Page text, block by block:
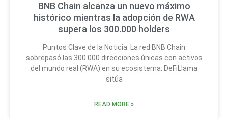
BNB Chain alcanza un nuevo máximo
histórico mientras la adopción de RWA
supera los 300.000 holders
Puntos Clave de la Noticia: La red BNB Chain
sobrepasó las 300.000 direcciones únicas con activos
del mundo real (RWA) en su ecosistema. DeFiLlama
sitúa
READ MORE »